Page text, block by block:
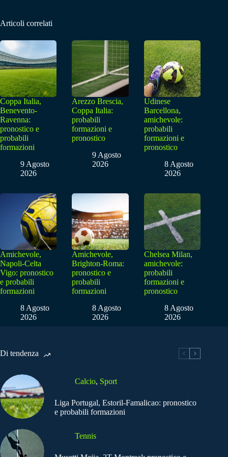
Articoli correlati
Coppa Italia,
Benevento-
Ravenna:
pronostico e
probabili
formazioni
9 Agosto
2026
Arezzo Brescia,
Coppa Italia:
probabili
formazioni e
pronostico
9 Agosto
2026
Udinese
Barcellona,
amichevole:
probabili
formazioni e
pronostico
8 Agosto
2026
Amichevole,
Napoli-Celta
Vigo: pronostico
e probabili
formazioni
8 Agosto
2026
Amichevole,
Brighton-Roma:
pronostico e
probabili
formazioni
8 Agosto
2026
Chelsea Milan,
amichevole:
probabili
formazioni e
pronostico
8 Agosto
2026
Di tendenza
Calcio, Sport
Liga Portugal, Estoril-Famalicao: pronostico
e probabili formazioni
Tennis